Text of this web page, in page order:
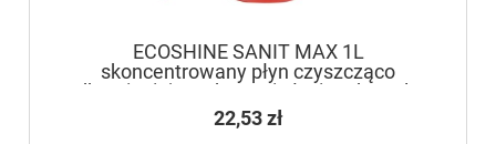
ECOSHINE SANIT MAX 1L
skoncentrowany płyn czyszcząco
odkamieniający do mycia łazienek, toalet,
sanitariatów
22,53 zł